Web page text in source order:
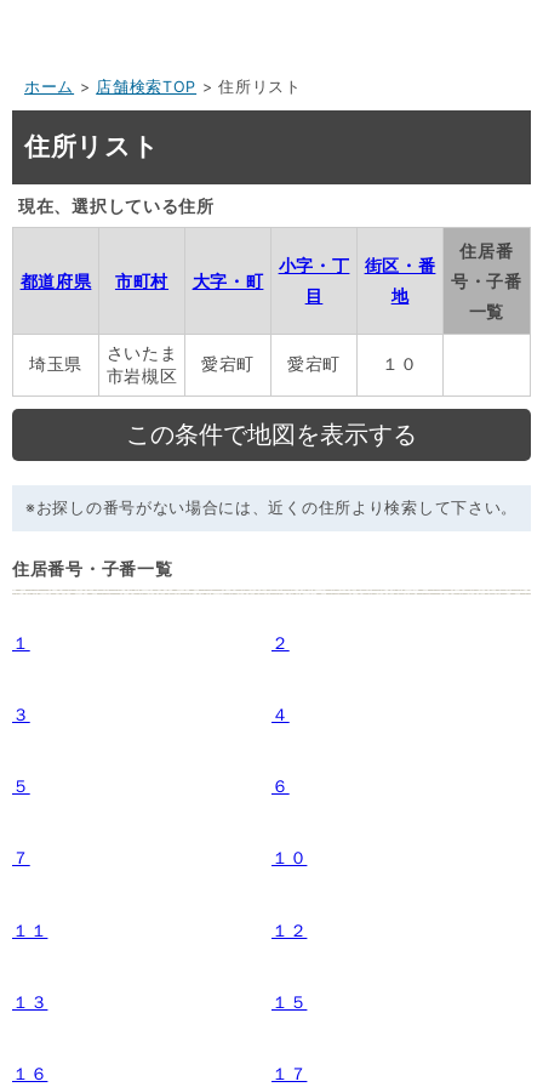
ホーム > 店舗検索TOP > 住所リスト
住所リスト
現在、選択している住所
都道府県 市町村 大字・町
小字・丁
目
街区・番
地
住居番
号・子番
一覧
埼玉県
さいたま
市岩槻区
愛宕町 愛宕町 １０
※お探しの番号がない場合には、近くの住所より検索して下さい。
住居番号・子番一覧
１ ２
３ ４
５ ６
７ １０
１１ １２
１３ １５
１６ １７